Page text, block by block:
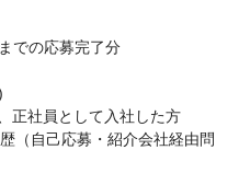
での応募完了分
正社員として入社した方
（自己応募・紹介会社経由問